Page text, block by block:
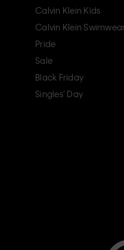
Calvin Klein Kids
Calvin Klein
Pride
Sale
Black Friday
Singles' Day